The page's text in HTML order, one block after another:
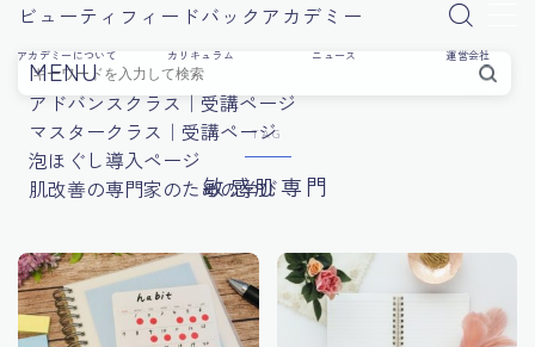
ビューティフィードバックアカデミー
MENU
アドバンスクラス｜受講ページ
マスタークラス｜受講ページ
泡ほぐし導入ページ
肌改善の専門家のための学び
アカデミーについて カリキュラム ニュース 運営会社
TAG
敏感肌専門